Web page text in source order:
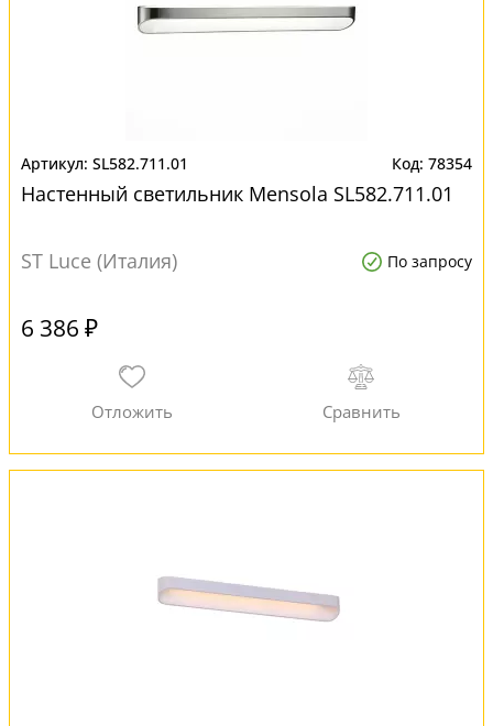
SL582.711.01 78354
Настенный светильник Mensola SL582.711.01
ST Luce (Италия) По запросу
6 386 ₽